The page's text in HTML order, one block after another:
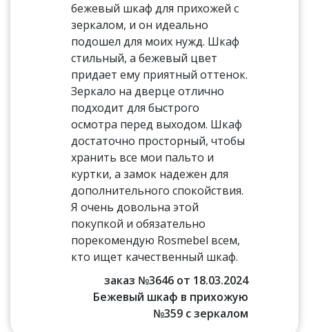
бежевый шкаф для прихожей с
зеркалом, и он идеально
подошел для моих нужд. Шкаф
стильный, а бежевый цвет
придает ему приятный оттенок.
Зеркало на дверце отлично
подходит для быстрого
осмотра перед выходом. Шкаф
достаточно просторный, чтобы
хранить все мои пальто и
куртки, а замок надежен для
дополнительного спокойствия.
Я очень довольна этой
покупкой и обязательно
порекомендую Rosmebel всем,
кто ищет качественный шкаф.
заказ №3646 от 18.03.2024
Бежевый шкаф в прихожую
№359 с зеркалом